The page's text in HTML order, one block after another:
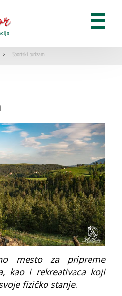
> Sportski turizam
mesto za pripreme
kao i rekreativaca koji
fizičko stanje.